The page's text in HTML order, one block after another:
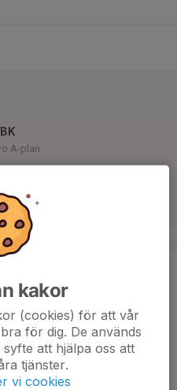
A-plan
A-plan
kakor
(cookies) för att vår
för dig. De används
att hjälpa oss att
tjänster.
vi cookies